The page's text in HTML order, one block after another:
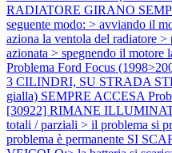
RADIATORE GIRANO
seguente modo: > avviando il
aziona la ventola del radiatore
azionata > spegnendo il motore
Problema Ford Focus
3 CILINDRI, SU STRADA
gialla) SEMPRE ACCESA
[30922] RIMANE
totali / parziali > il problema si
problema è permanente SI